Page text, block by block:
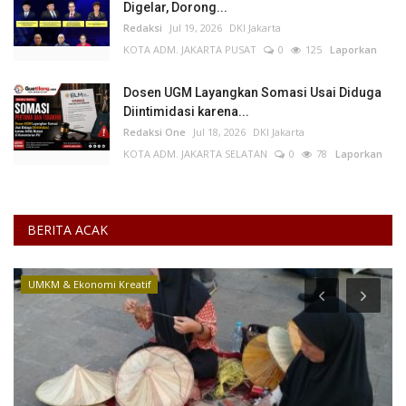
Digelar, Dorong...
Redaksi Jul 19, 2026 DKI Jakarta
KOTA ADM. JAKARTA PUSAT
0 125 Laporkan
Dosen UGM Layangkan Somasi Usai Diduga
Diintimidasi karena...
Redaksi One Jul 18, 2026 DKI Jakarta
KOTA ADM. JAKARTA SELATAN
0 78 Laporkan
BERITA ACAK
Peristiwa